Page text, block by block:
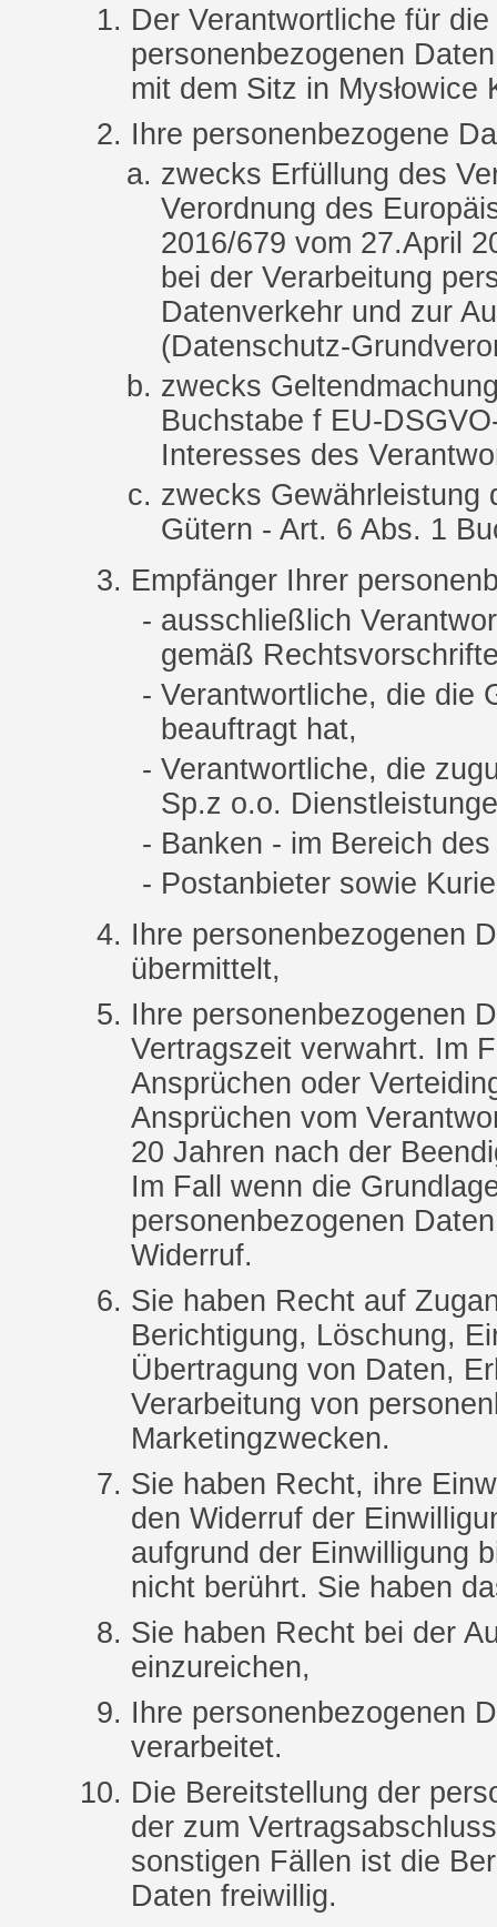
Der Verantwortliche für
personenbezogenen
mit dem Sitz in Mysłowice
Ihre personenbezogene
zwecks Erfüllung des
Verordnung des
2016/679 vom 27.April
bei der Verarbeitung
Datenverkehr und zur
(Datenschutz-
zwecks
Buchstabe f EU-
Interesses des
zwecks Gewährleistung
Gütern - Art. 6 Abs. 1
Empfänger Ihrer
ausschließlich
gemäß
Verantwortliche, die die
beauftragt hat,
Verantwortliche, die
Sp.z o.o.
Banken - im Bereich
Postanbieter sowie
Ihre personenbezogenen
übermittelt,
Ihre personenbezogenen
Vertragszeit verwahrt. Im
Ansprüchen oder
Ansprüchen vom
20 Jahren nach der
Im Fall wenn die
personenbezogenen
Widerruf.
Sie haben Recht auf
Berichtigung, Löschung,
Übertragung von Daten,
Verarbeitung von
Marketingzwecken.
Sie haben Recht, ihre
den Widerruf der
aufgrund der Einwilligung
nicht berührt. Sie haben
Sie haben Recht bei der
einzureichen,
Ihre personenbezogenen
verarbeitet.
Die Bereitstellung der
der zum
sonstigen Fällen ist die
Daten freiwillig.